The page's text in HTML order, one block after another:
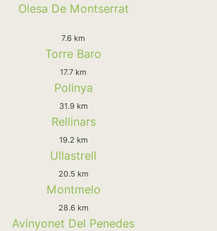
Olesa De Montserrat
7.6 km
Torre Baro
17.7 km
Polinya
31.9 km
Rellinars
19.2 km
Ullastrell
20.5 km
Montmelo
28.6 km
Avinyonet Del Penedes